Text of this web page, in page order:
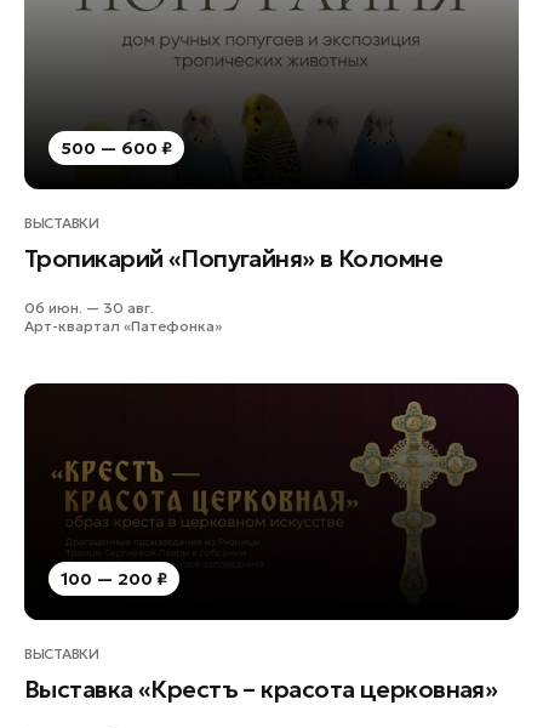
500 — 600 ₽
ВЫСТАВКИ
Тропикарий «Попугайня» в Коломне
06 июн. — 30 авг.
Арт-квартал «Патефонка»
100 — 200 ₽
ВЫСТАВКИ
Выставка «Крестъ – красота церковная»